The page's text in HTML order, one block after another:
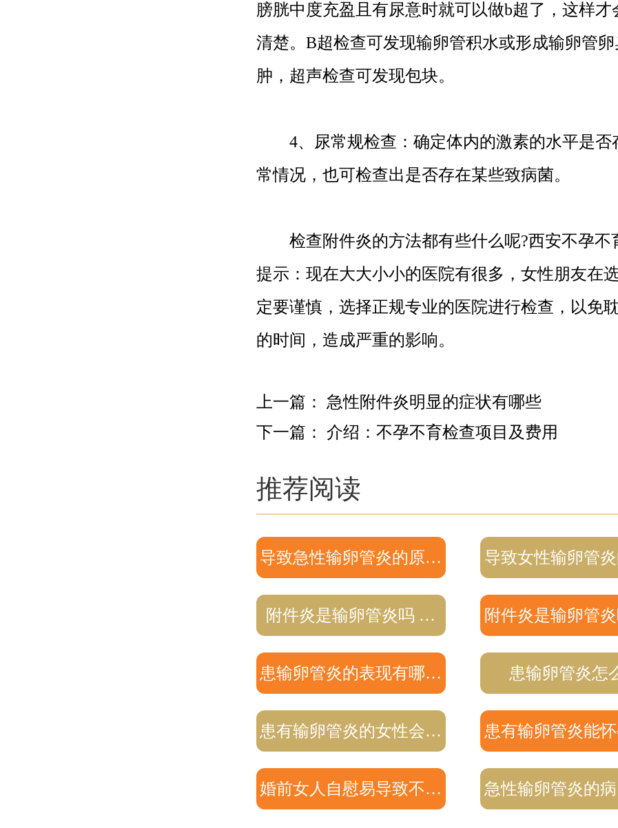
膀胱中度充盈且有尿意时就可以做b超了，这样才
清楚。B超检查可发现输卵管积水或形成输卵管卵
肿，超声检查可发现包块。
4、尿常规检查：确定体内的激素的水平是否
常情况，也可检查出是否存在某些致病菌。
检查附件炎的方法都有些什么呢?西安不孕不
提示：现在大大小小的医院有很多，女性朋友在
定要谨慎，选择正规专业的医院进行检查，以免
的时间，造成严重的影响。
上一篇： 急性附件炎明显的症状有哪些
下一篇： 介绍：不孕不育检查项目及费用
推荐阅读
导致急性输卵管炎的原… 导致女性输卵管
附件炎是输卵管炎吗 … 附件炎是输卵管
患输卵管炎的表现有哪… 患输卵管炎怎
患有输卵管炎的女性会… 患有输卵管炎能
婚前女人自慰易导致不… 急性输卵管炎的